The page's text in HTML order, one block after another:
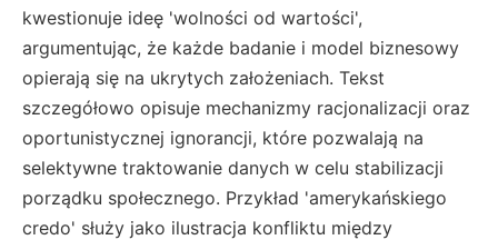
kwestionuje ideę 'wolności od wartości',
argumentując, że każde badanie i model biznesowy
opierają się na ukrytych założeniach. Tekst
szczegółowo opisuje mechanizmy racjonalizacji oraz
oportunistycznej ignorancji, które pozwalają na
selektywne traktowanie danych w celu stabilizacji
porządku społecznego. Przykład 'amerykańskiego
credo' służy jako ilustracja konfliktu między